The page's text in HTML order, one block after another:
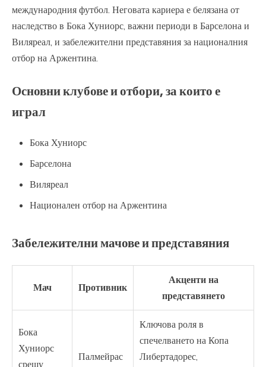
международния футбол. Неговата кариера е белязана от
наследство в Бока Хуниорс, важни периоди в Барселона и
Виляреал, и забележителни представяния за националния
отбор на Аржентина.
Основни клубове и отбори, за които е
играл
Бока Хуниорс
Барселона
Виляреал
Национален отбор на Аржентина
Забележителни мачове и представяния
Мач Противник
Акценти на
представянето
Бока
Хуниорс
срещу
Палмейрас
Ключова роля в
спечелването на Копа
Либертадорес,